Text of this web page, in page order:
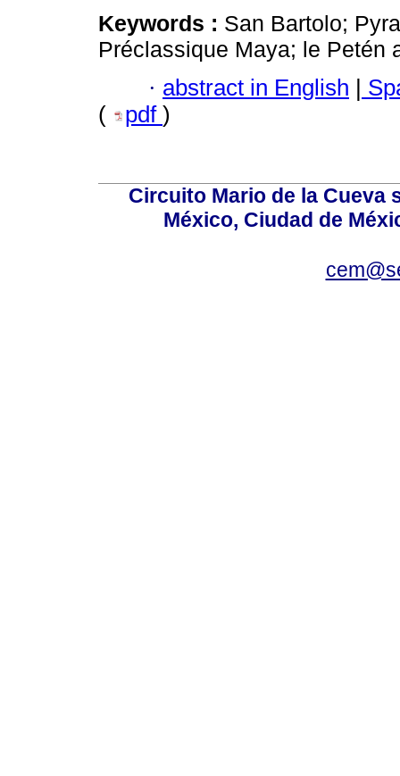
Keywords : San Bartolo;
Préclassique Maya; le Petén
· abstract in English |
(
pdf )
Circuito Mario de la Cueva
México, Ciudad de